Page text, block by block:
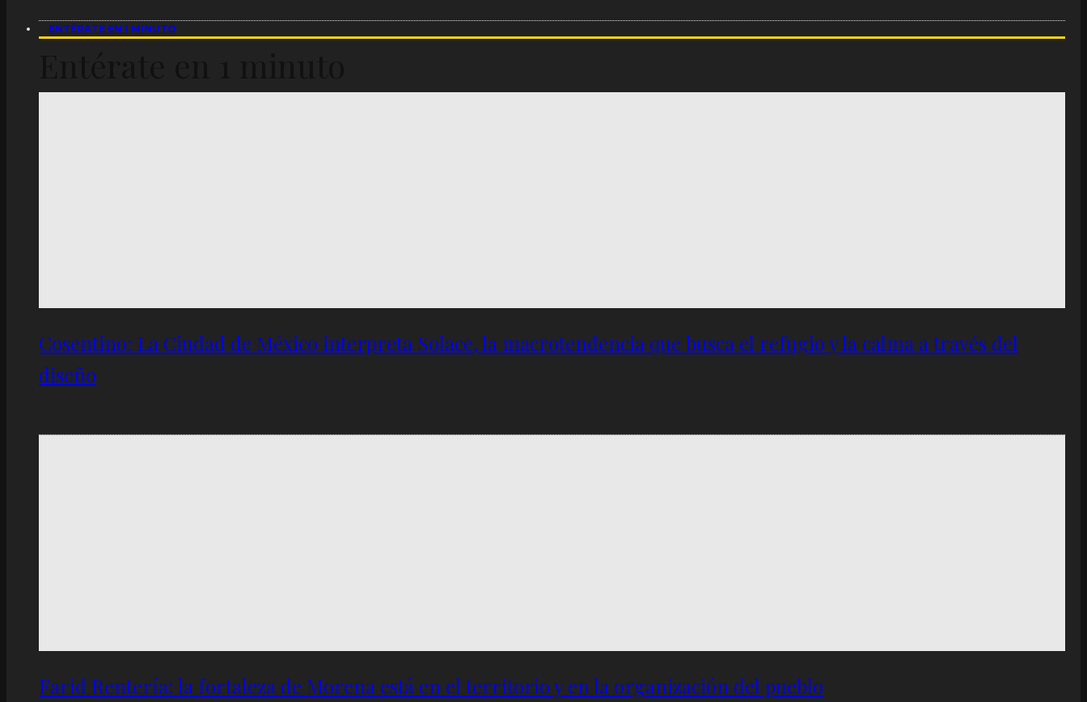
ENTÉRATE EN 1 MINUTO
Cosentino: La Ciudad de México interpreta Solace, la macrotendencia que busca el refugio y la calma a través del
diseño
Farid Rentería: la fortaleza de Morena está en el territorio y en la organización del pueblo